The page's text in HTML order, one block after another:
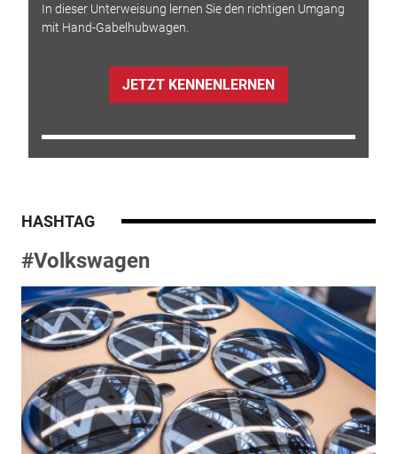
In dieser Unterweisung lernen Sie den richtigen Umgang
mit Hand-Gabelhubwagen.
JETZT KENNENLERNEN
HASHTAG
#Volkswagen